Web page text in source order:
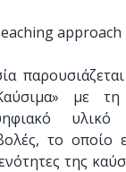
με
το οποίο
της